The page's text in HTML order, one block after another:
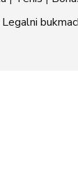
Legalni